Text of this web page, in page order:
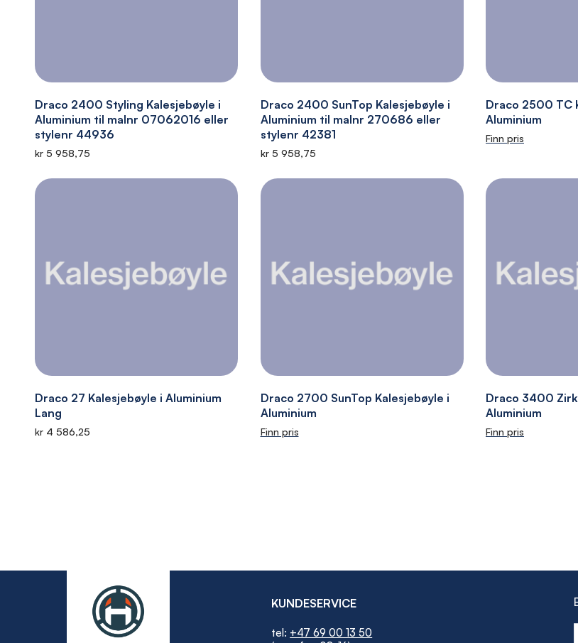
Draco 2400 Styling Kalesjebøyle i
Aluminium til malnr 07062016 eller
stylenr 44936
kr 5 958,75
Draco 2400 SunTop Kalesjebøyle i
Aluminium til malnr 270686 eller
stylenr 42381
kr 5 958,75
Draco 2500 TC
Aluminium
Finn pris
Draco 27 Kalesjebøyle i Aluminium
Lang
kr 4 586,25
Draco 2700 SunTop Kalesjebøyle i
Aluminium
Finn pris
Draco 3400
Aluminium
Finn pris
KUNDESERVICE
tel: +47 69 00 13 50